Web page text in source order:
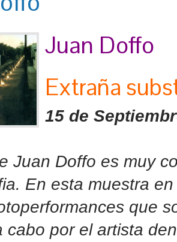
Juan Doffo
Extraña
15 de
Juan Doffo es muy
En esta muestra
que
cabo por el artista